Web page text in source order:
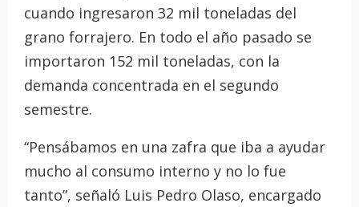
cuando ingresaron 32 mil toneladas del
grano forrajero. En todo el año pasado se
importaron 152 mil toneladas, con la
demanda concentrada en el segundo
semestre.
“Pensábamos en una zafra que iba a ayudar
mucho al consumo interno y no lo fue
tanto”, señaló Luis Pedro Olaso, encargado